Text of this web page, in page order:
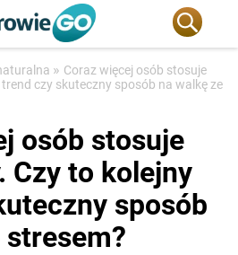
» Coraz więcej osób stosuje
czy skuteczny sposób na walkę ze
osób stosuje
Czy to kolejny
sposób
stresem?